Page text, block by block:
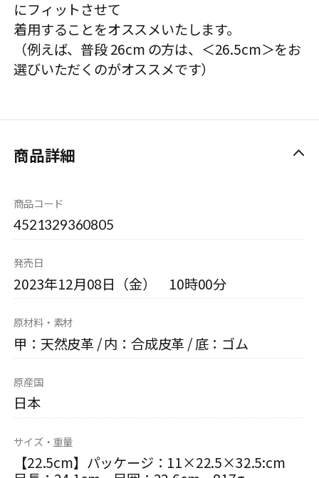
にフィットさせて
着用することをオススメいたします。
（例えば、普段 26cm の方は、＜26.5cm＞をお
選びいただくのがオススメです）
商品詳細
商品コード
4521329360805
発売日
2023年12月08日（金） 10時00分
原材料・素材
甲：天然皮革 / 内：合成皮革 / 底：ゴム
原産国
日本
サイズ・重量
【22.5cm】パッケージ：11×22.5×32.5:cm